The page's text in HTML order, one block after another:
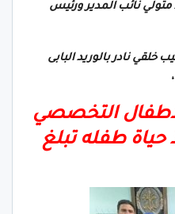
نائب المدير ورئيس
خلقي نادر بالوريد البابى
التخصصي
حياة طفله تبلغ